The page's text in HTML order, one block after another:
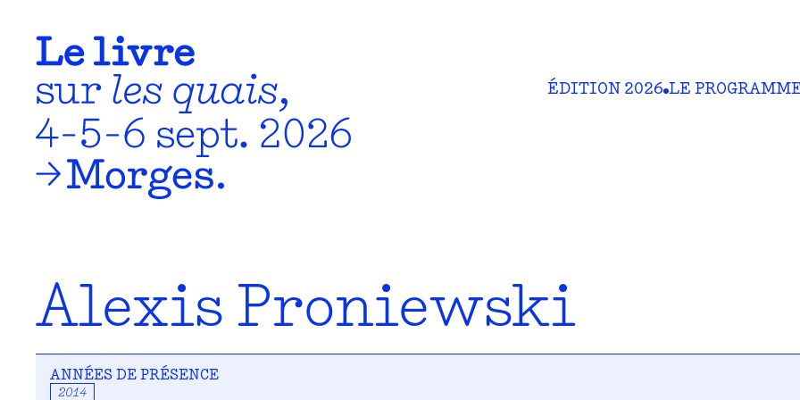
ÉDITION 2026 LE
Alexis Proniewski
ANNÉES DE PRÉSENCE
2014